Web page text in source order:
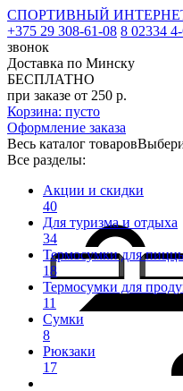
СПОРТИВНЫЙ
+375 29 308-61-08 8 02334
звонок
Доставка по Минску
БЕСПЛАТНО
при заказе от 250 р.
Корзина: пусто
Оформление заказа
Весь каталог товаров
Все разделы:
Акции и скидки
40
Для туризма и отдыха
34
Термосумки для
18
Термосумки для
11
Сумки
8
Рюкзаки
17